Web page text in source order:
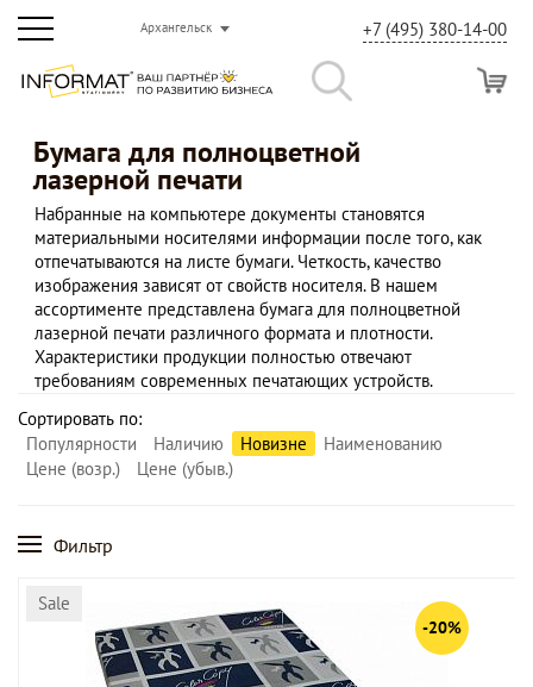
Архангельск +7 (495) 380-14-00
Бумага для полноцветной
лазерной печати
Набранные на компьютере документы становятся
материальными носителями информации после того, как
отпечатываются на листе бумаги. Четкость, качество
изображения зависят от свойств носителя. В нашем
ассортименте представлена бумага для полноцветной
лазерной печати различного формата и плотности.
Характеристики продукции полностью отвечают
требованиям современных печатающих устройств.
Сортировать по:
Популярности
Наличию Новизне
Наименованию
Цене (возр.)
Цене (убыв.)
Фильтр
Sale
-20%